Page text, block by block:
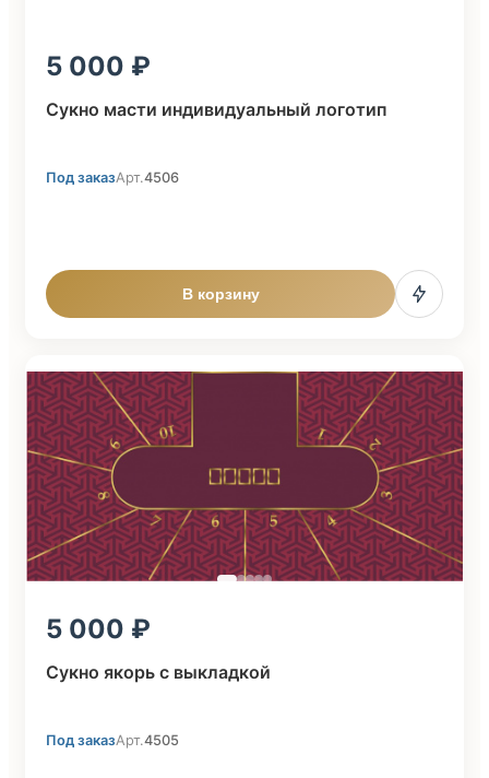
5 000
Сукно масти индивидуальный логотип
Под заказАрт.4506
В корзину
5 000
Сукно якорь с выкладкой
Под заказАрт.4505